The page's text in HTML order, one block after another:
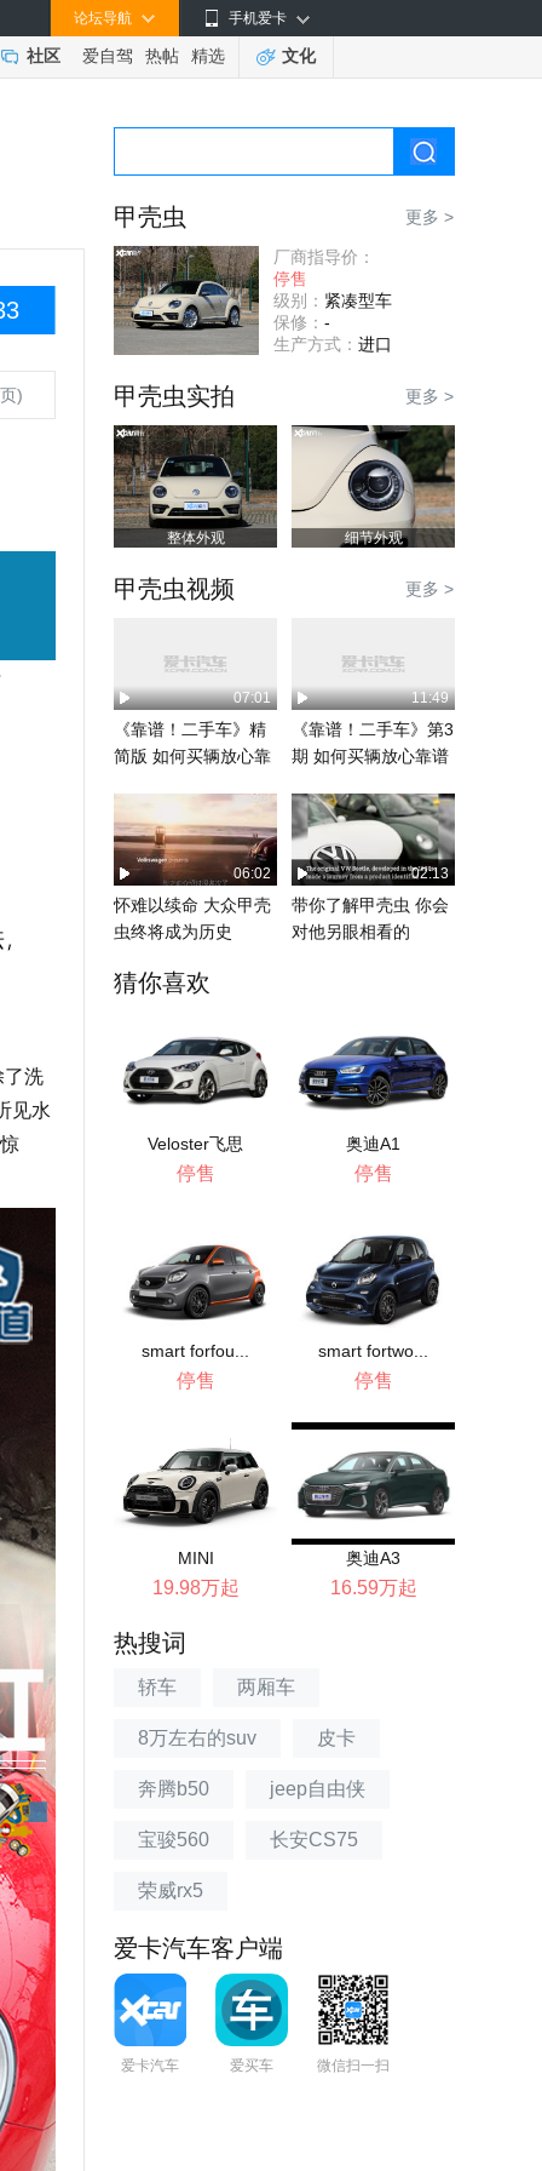
手机爱卡
论坛导航
社区 爱自驾 热帖 精选 文化
)
了洗
见水
甲壳虫 更多 >
厂商指导价：
停售
级别： 紧凑型车
保修： -
生产方式： 进口
甲壳虫实拍 更多 >
整体外观 细节外观
甲壳虫视频 更多 >
07:01
《靠谱！二手车》精
简版 如何买辆放心靠
11:49
《靠谱！二手车》第3
期 如何买辆放心靠谱
06:02
怀难以续命 大众甲壳
虫终将成为历史
02:13
带你了解甲壳虫 你会
对他另眼相看的
猜你喜欢
Veloster飞思
停售
奥迪A1
停售
smart forfou...
停售
smart fortwo...
停售
MINI
19.98万起
奥迪A3
16.59万起
热搜词
轿车 两厢车
8万左右的suv 皮卡
奔腾b50 jeep自由侠
宝骏560 长安CS75
荣威rx5
爱卡汽车客户端
爱卡汽车 爱买车 微信扫一扫